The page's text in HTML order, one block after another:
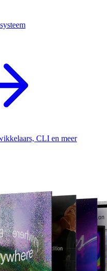
CLI en meer